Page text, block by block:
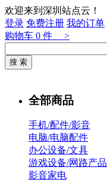
欢迎来到深圳站点云！
登录 免费注册 我的订单
购物车 0 件 >
全部商品
手机/配件/影音
电脑/电脑配件
办公设备/文具
游戏设备/网路产品
影音家电